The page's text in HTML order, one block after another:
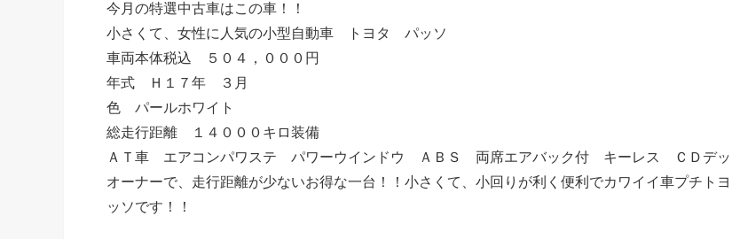
今月の特選中古車はこの車！！
小さくて、女性に人気の小型自動車 トヨタ パッソ
車両本体税込 ５０４，０００円
年式 Ｈ１７年 ３月
色 パールホワイト
総走行距離 １４０００キロ装備
ＡＴ車 エアコンパワステ パワーウインドウ ＡＢＳ 両席エアバック付 キーレス ＣＤデッ
オーナーで、走行距離が少ないお得な一台！！小さくて、小回りが利く便利でカワイイ車プチト
ッソです！！